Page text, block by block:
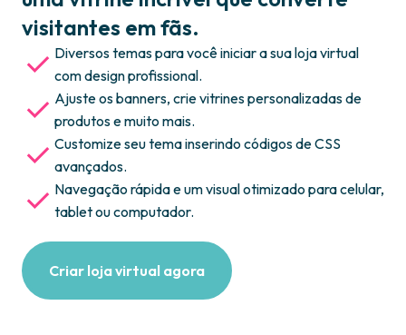
visitantes em fãs.
Diversos temas para você iniciar a sua loja virtual
com design profissional.
Ajuste os banners, crie vitrines personalizadas de
produtos e muito mais.
Customize seu tema inserindo códigos de CSS
avançados.
Navegação rápida e um visual otimizado para celular,
tablet ou computador.
Criar loja virtual agora